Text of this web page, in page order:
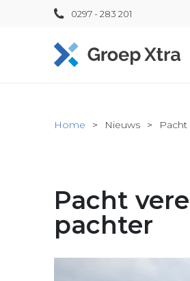
0297 - 283 201
Home Nieuws
Pacht
pachter